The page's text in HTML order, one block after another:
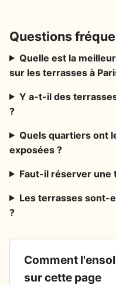
Questions
Quelle est la
sur les terrasses à
Y a-t-il des
?
Quels quartiers ont
exposées ?
Faut-il réserver une
Les terrasses sont-
?
Comment
sur cette page